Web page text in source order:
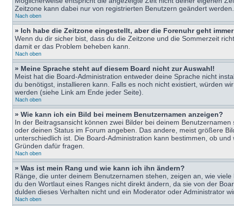
Zeitzone kann dabei nur von registrierten Benutzern geändert
Nach oben
» Ich habe die Zeitzone eingestellt, aber die Forenuhr geht
Wenn du dir sicher bist, dass du die Zeitzone und die Sommerzeit
damit er das Problem beheben kann.
Nach oben
» Meine Sprache steht auf diesem Board nicht zur Auswahl!
Meist hat die Board-Administration entweder deine Sprache nicht
du benötigst, installieren kann. Falls es noch nicht existiert, würden
werden (siehe Link am Ende jeder Seite).
Nach oben
» Wie kann ich ein Bild bei meinem Benutzernamen anzeigen?
In der Beitragsansicht können zwei Bilder bei deinem
oder deinen Status im Forum angeben. Das andere, meist größere
unterschiedlich ist. Die Board-Administration kann bestimmen, ob
Gründen dafür fragen.
Nach oben
» Was ist mein Rang und wie kann ich ihn ändern?
Ränge, die unter deinem Benutzernamen stehen, zeigen an, wie
du den Wortlaut eines Ranges nicht direkt ändern, da sie von der
dulden dieses Verhalten nicht und ein Moderator oder Administrator
Nach oben